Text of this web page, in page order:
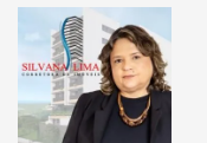
Página inicial